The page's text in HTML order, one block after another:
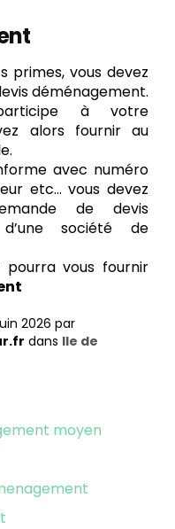
primes, vous devez
déménagement.
à votre
alors fournir au
avec numéro
etc… vous devez
de devis
société de
pourra vous fournir
2026 par
dans Ile de
moyen